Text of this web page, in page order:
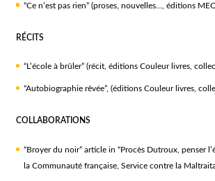
“Ce n’est pas rien” (proses, nouvelles…, éditions
RÉCITS
“L’école à brûler” (récit, éditions Couleur livres,
“Autobiographie rêvée”, (éditions Couleur livres,
COLLABORATIONS
“Broyer du noir” article in “Procès Dutroux, penser
la Communauté française, Service contre la